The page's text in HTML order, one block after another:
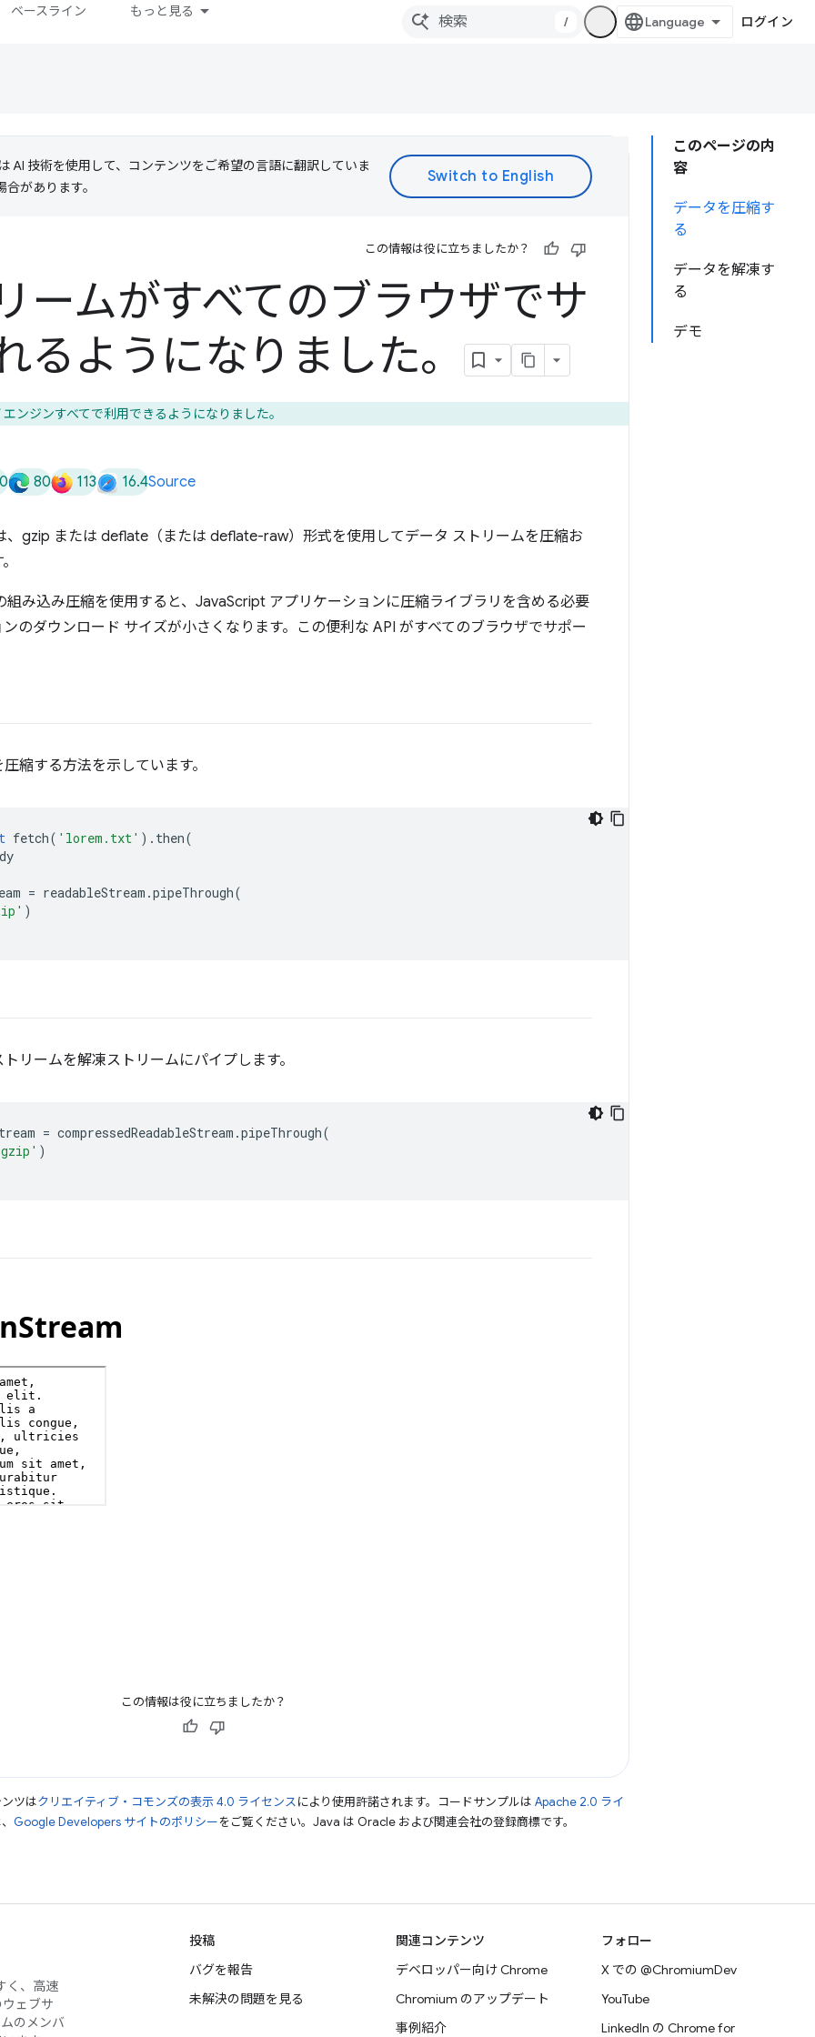
ベースライン もっと見る
/ ログイン
このページの内
容
データを圧縮す
る
データを解凍す
る
デモ
AI 技術を使用して、コンテンツをご希望の言語に翻訳していま
があります。
この情報は役に立ちましたか？
ームがすべてのブラウザでサ
るようになりました。
ンジンすべてで利用できるようになりました。
80 113 16.4Source
、gzip または deflate（または deflate-raw）形式を使用してデータ ストリームを圧縮お
み込み圧縮を使用すると、JavaScript アプリケーションに圧縮ライブラリを含める必要
のダウンロード サイズが小さくなります。この便利な API がすべてのブラウザでサポー
縮する方法を示しています。
fetch( 'lorem.txt' ). then(
= readableStream .pipeThrough(
)
リームを解凍ストリームにパイプします。
= compressedReadableStream .pipeThrough(
)
この情報は役に立ちましたか？
ツはクリエイティブ・コモンズの表示 4.0 ライセンスにより使用許諾されます。コードサンプルは Apache 2.0 ライ
Google Developers サイトのポリシーをご覧ください。Java は Oracle および関連会社の登録商標です。
く、高速
ェブサ
のメンバ
投稿
バグを報告
未解決の問題を見る
関連コンテンツ
デベロッパー向け Chrome
Chromium のアップデート
事例紹介
フォロー
X での @ChromiumDev
YouTube
LinkedIn の Chrome for